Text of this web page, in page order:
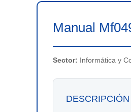
Manual
Sector: Informática y
DESCRIPCIÓN